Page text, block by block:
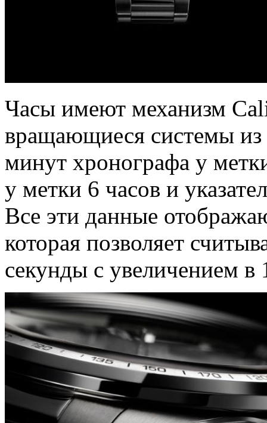
Часы имеют механизм
вращающиеся системы из
минут хронографа у
у метки 6 часов и
Все эти данные
которая позволяет
секунды с увеличением в